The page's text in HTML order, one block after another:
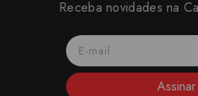
Receba novidades na
Assinar